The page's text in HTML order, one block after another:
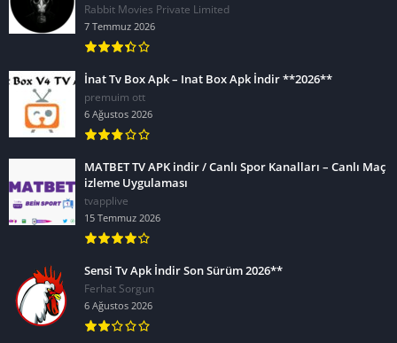
Rabbit Movies Private Limited
7 Temmuz 2026
İnat Tv Box Apk – Inat Box Apk İndir **2026**
premuim ott
6 Ağustos 2026
MATBET TV APK indir / Canlı Spor Kanalları – Canlı Maç
izleme Uygulaması
tvapplive
15 Temmuz 2026
Sensi Tv Apk İndir Son Sürüm 2026**
Ferhat Sorgun
6 Ağustos 2026